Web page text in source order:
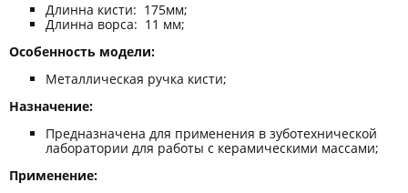
Длинна кисти: 175мм;
Длинна ворса: 11 мм;
Особенность модели:
Металлическая ручка кисти;
Назначение:
Предназначена для применения в зуботехнической
лаборатории для работы с керамическими массами;
Применение: